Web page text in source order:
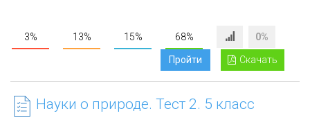
3% 13% 15% 68% 0%
Скачать
Пройти
Науки о природе. Тест 2. 5 класс